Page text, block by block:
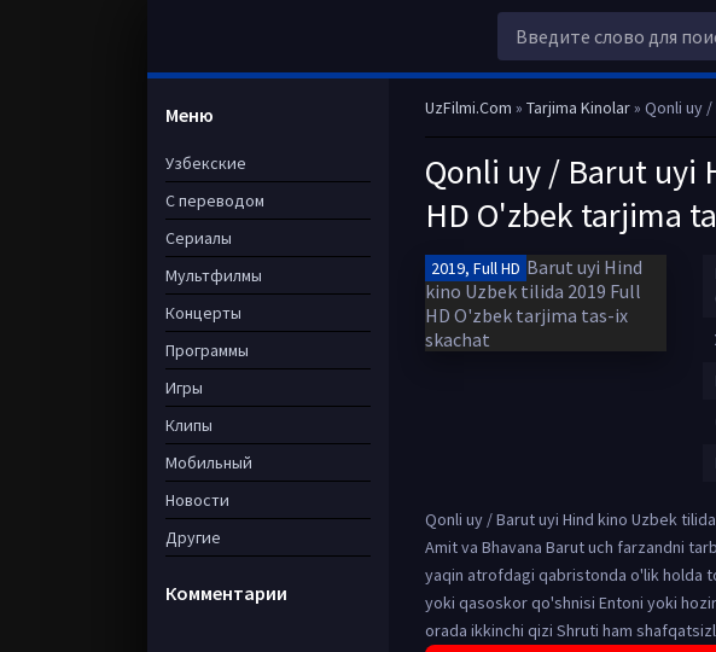
UzFilmi.Com » Tarjima Kinolar» Qonli uy /
Qonli uy / Barut uyi
HD O'zbek tarjima
2019, Full HD
Qonli uy / Barut uyi Hind kino Uzbek
Amit va Bhavana Barut uch farzandni
yaqin atrofdagi qabristonda o'lik holda
yoki qasoskor qo'shnisi Entoni yoki
orada ikkinchi qizi Shruti ham
Меню
Узбекские
С переводом
Сериалы
Мультфилмы
Концерты
Программы
Игры
Клипы
Мобильный
Новости
Другие
Комментарии